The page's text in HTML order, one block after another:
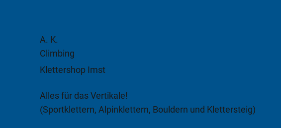
A. K.
Climbing
Klettershop Imst
Alles für das Vertikale!
(Sportklettern, Alpinklettern, Bouldern und Klettersteig)